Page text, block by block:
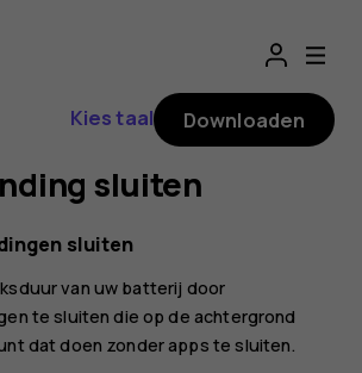
Kies taal Downloaden
sluiten
sluiten
van uw batterij door
te sluiten die op de achtergrond
dat doen zonder apps te sluiten.